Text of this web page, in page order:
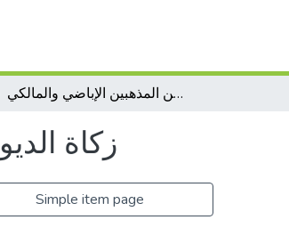
زكاة الديون بين المذهبين الإباضي والمالكي
زكاة
Simple item page